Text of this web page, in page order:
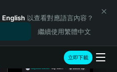
English 以查看對應語言內容？
繼續使用繁體中文
立即下載